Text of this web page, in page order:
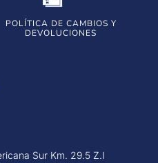
POLÍTICA DE CAMBIOS Y
DEVOLUCIONES
Sur Km. 29.5 Z.I